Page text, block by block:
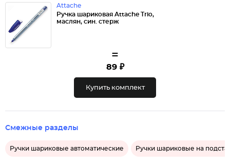
Attache
Ручка шариковая Attache Trio,
маслян, син. стерж
=
89 ₽
Купить комплект
Смежные разделы
Ручки шариковые автоматические Ручки шариковые на